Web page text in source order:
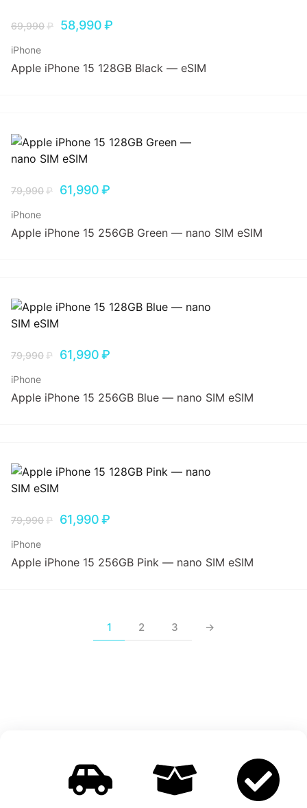
69,990₽ 58,990₽
iPhone
Apple iPhone 15 128GB Black — eSIM
79,990₽ 61,990₽
iPhone
Apple iPhone 15 256GB Green — nano SIM eSIM
79,990₽ 61,990₽
iPhone
Apple iPhone 15 256GB Blue — nano SIM eSIM
79,990₽ 61,990₽
iPhone
Apple iPhone 15 256GB Pink — nano SIM eSIM
1 2 3 →